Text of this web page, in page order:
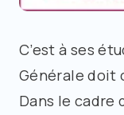
C’est à ses
Générale doit
Dans le cadre